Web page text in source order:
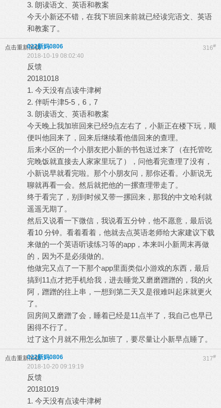
3. 朗读语文、英语和教案
今天小新还不错，在我下班回来前就已经读完语文、英语
和教案了。
点击重新加载 316#
022新妈0806
2018-10-19 08:02:40
反馈
20181018
1. 今天没有点读牛津树
2. 伴听牛津5-5，6，7
3. 朗读语文、英语和教案
今天晚上我加班回来已经9点左右了，小新正在楼下玩，顺
便叫他回来了，回来后继续看他借回来的查理。
后来小区的一个小朋友把小新的书包送过来了（在托管吃
完晚饭就直接去人家家里玩了），问他看完查理了没有，
小新说早就看完啦。那个小朋友问，那你还看。小新说无
聊就再看一会。然后就把他的一摞查理带走了。
终于看完了，别到时候又带一摞回来，那我的中文哈利就
遥遥无期了。
然后又说看一下微信，我说看五分钟，他不愿意，最后说
看10 分钟。看着看着，他就去点英语老师给大家建议下载
来做的一个英语听读练习等的app，本来叫小新周末再做
的，因为不是必须做的。
他做完又点了一下那个app里面类似小游戏的东西，最后
搞到11点才把手机给我，进去睡觉又磨磨蹭蹭的，我的火
阿，蹭蹭的往上串，一想到第二天又是很难叫起床就更火
了。
回房间又磨蹭了会，睡着已经是11点半了，我自己也早已
困得不行了。
过了这个月就不用怎么加班了，要尽量让小新早点睡了。
点击重新加载 317#
022新妈0806
2018-10-20 09:19:19
反馈
20181019
1. 今天没有点读牛津树